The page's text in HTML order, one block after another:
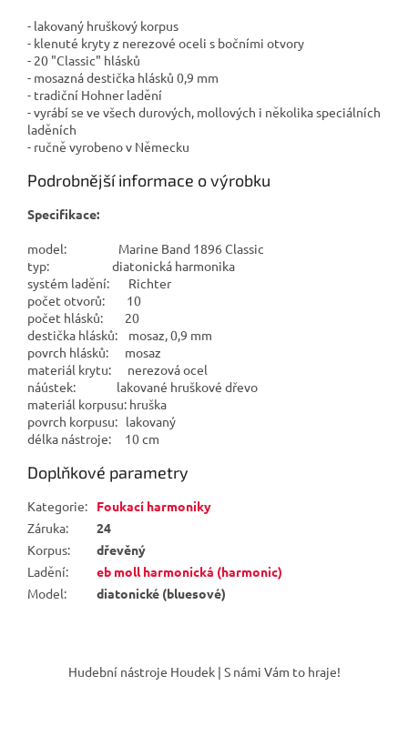
- lakovaný hruškový korpus
- klenuté kryty z nerezové oceli s bočními otvory
- 20 "Classic" hlásků
- mosazná destička hlásků 0,9 mm
- tradiční Hohner ladění
- vyrábí se ve všech durových, mollových i několika speciálních
laděních
- ručně vyrobeno v Německu
Podrobnější informace o výrobku
Specifikace:
model: Marine Band 1896 Classic
typ: diatonická harmonika
systém ladění: Richter
počet otvorů: 10
počet hlásků: 20
destička hlásků: mosaz, 0,9 mm
povrch hlásků: mosaz
materiál krytu: nerezová ocel
náústek: lakované hruškové dřevo
materiál korpusu: hruška
povrch korpusu: lakovaný
délka nástroje: 10 cm
Doplňkové parametry
Kategorie:
Foukací harmoniky
Záruka:
24
Korpus:
dřevěný
Ladění:
eb moll harmonická (harmonic)
Model: diatonické (bluesové)
Hudební nástroje Houdek | S námi Vám to hraje!